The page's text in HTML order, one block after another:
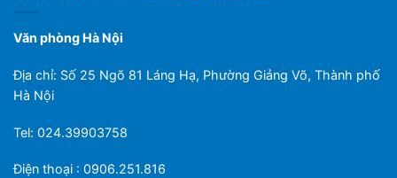
Văn phòng Hà Nội
Địa chỉ: Số 25 Ngõ 81 Láng Hạ, Phường Giảng Võ, Thành phố
Hà Nội
Tel: 024.39903758
Điện thoại : 0906.251.816